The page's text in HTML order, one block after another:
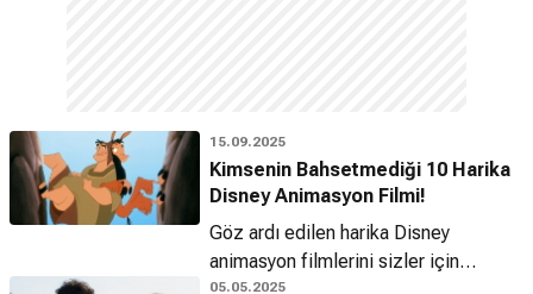
15.09.2025
Kimsenin Bahsetmediği 10 Harika
Disney Animasyon Filmi!
Göz ardı edilen harika Disney
animasyon filmlerini sizler için
05.05.2025